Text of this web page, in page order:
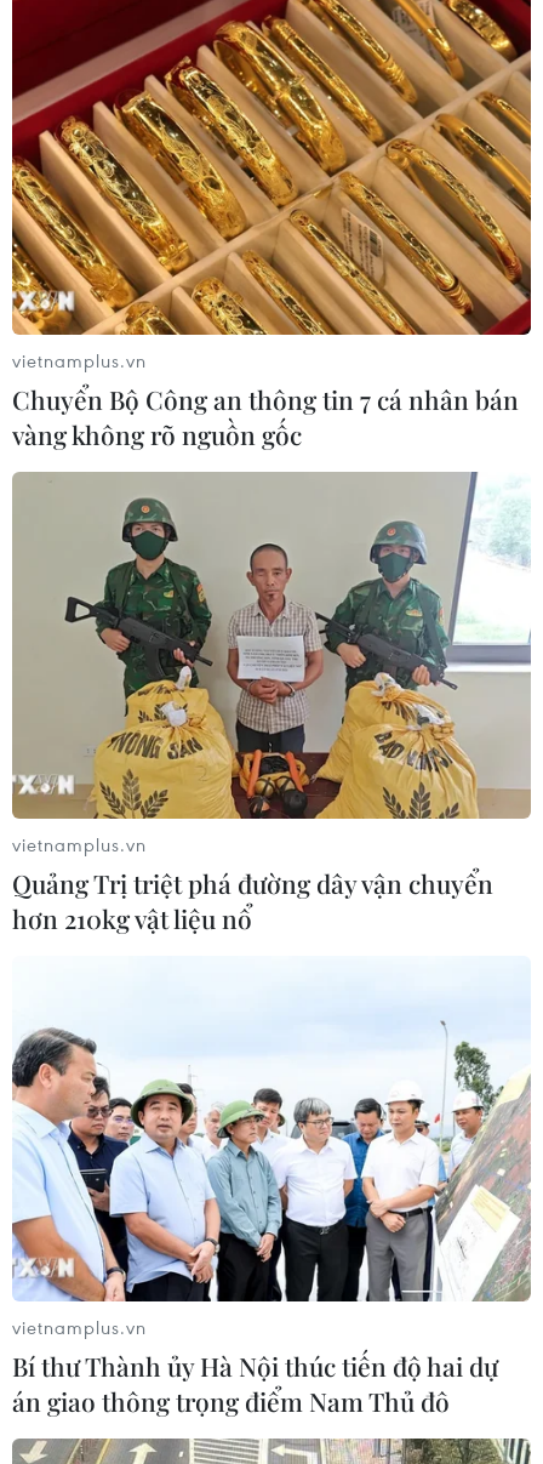
TIN CÙNG CHUYÊN MỤC
Iceland trước cuộc trưng cầu ý dân
về nối lại đàm phán gia nhập EU
08/08/2026 07:54
Italy bác tối hậu thư của Tây Ban Nha
về kiểm soát biên giới
EU triển khai mạng vệ tinh riêng,
củng cố chủ quyền số
08/08/2026 04:15
Liên hợp quốc kêu gọi chấm dứt tấn
công dân thường trong xung đột
Chính sách nhà ở của nước Anh -
vietnamplus.vn
Chuyển Bộ Công an thông tin 7 cá nhân bán
vàng không rõ nguồn gốc
vietnamplus.vn
Quảng Trị triệt phá đường dây vận chuyển
hơn 210kg vật liệu nổ
vietnamplus.vn
Bí thư Thành ủy Hà Nội thúc tiến độ hai dự
án giao thông trọng điểm Nam Thủ đô